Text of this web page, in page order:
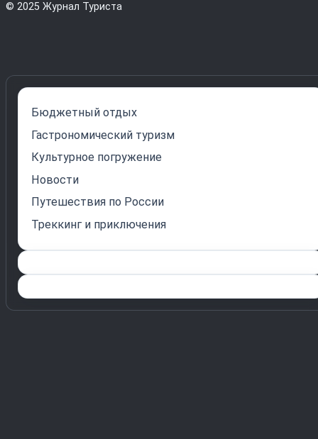
© 2025 Журнал Туриста
Бюджетный отдых
Гастрономический туризм
Культурное погружение
Новости
Путешествия по России
Треккинг и приключения